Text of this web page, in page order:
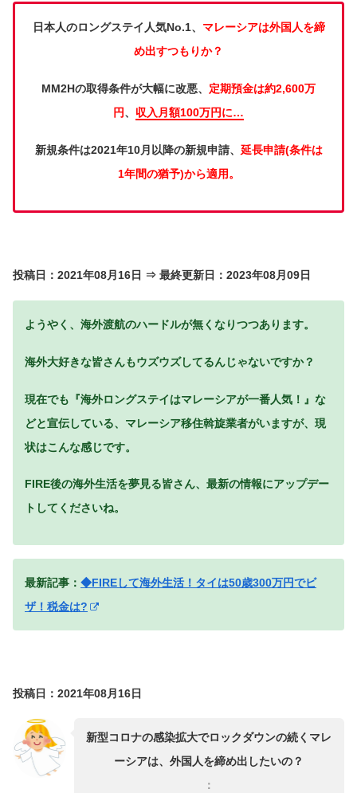
日本人のロングステイ人気No.1、 マレーシアは外国人を締
め出すつもりか？
MM2Hの取得条件が大幅に改悪、 定期預金は約2,600万
円、 収入月額100万円に…
新規条件は2021年10月以降の新規申請、 延長申請(条件は
1年間の猶予)から適用。
投稿日：2021年08月16日 ⇒ 最終更新日：2023年08月09日
ようやく、海外渡航のハードルが無くなりつつあります。
海外大好きな皆さんもウズウズしてるんじゃないですか？
現在でも『海外ロングステイはマレーシアが一番人気！』な
どと宣伝している、マレーシア移住斡旋業者がいますが、現
状はこんな感じです。
FIRE後の海外生活を夢見る皆さん、最新の情報にアップデー
トしてくださいね。
最新記事： ◆FIREして海外生活！タイは50歳300万円でビ
ザ！税金は?
投稿日：2021年08月16日
新型コロナの感染拡大でロックダウンの続くマレ
ーシアは、外国人を締め出したいの？
：